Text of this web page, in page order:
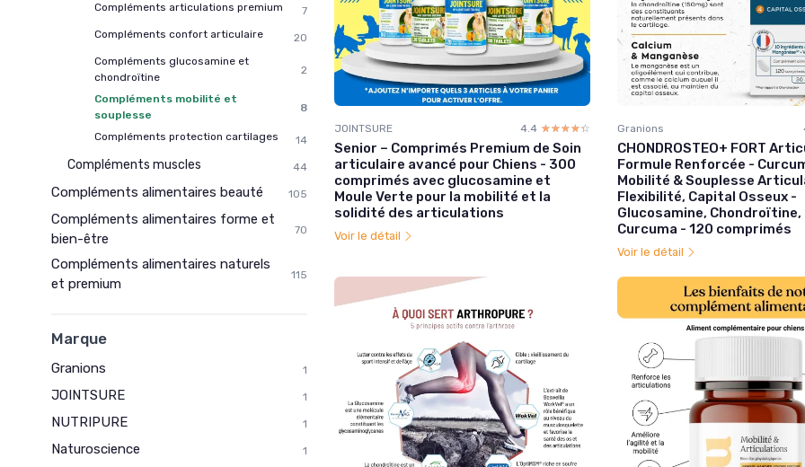
Compléments articulations premium
7
Compléments confort articulaire
20
Compléments glucosamine et
chondroïtine
2
Compléments mobilité et
souplesse
8
Compléments protection cartilages 14
Compléments muscles 44
Compléments alimentaires beauté 105
Compléments alimentaires forme et
bien-être
70
Compléments alimentaires naturels
et premium
115
Marque
Granions 1
JOINTSURE 1
NUTRIPURE 1
Naturoscience 1
JOINTSURE 4.4 ☆☆☆☆☆
★★★★★
Senior – Comprimés Premium de Soin
articulaire avancé pour Chiens - 300
comprimés avec glucosamine et
Moule Verte pour la mobilité et la
solidité des articulations
Voir le détail
Granions
CHONDROSTEO+ FORT
Formule Renforcée -
Mobilité & Souplesse
Flexibilité, Capital Osseux -
Glucosamine, Chondroïtine,
Curcuma - 120 comprimés
Voir le détail